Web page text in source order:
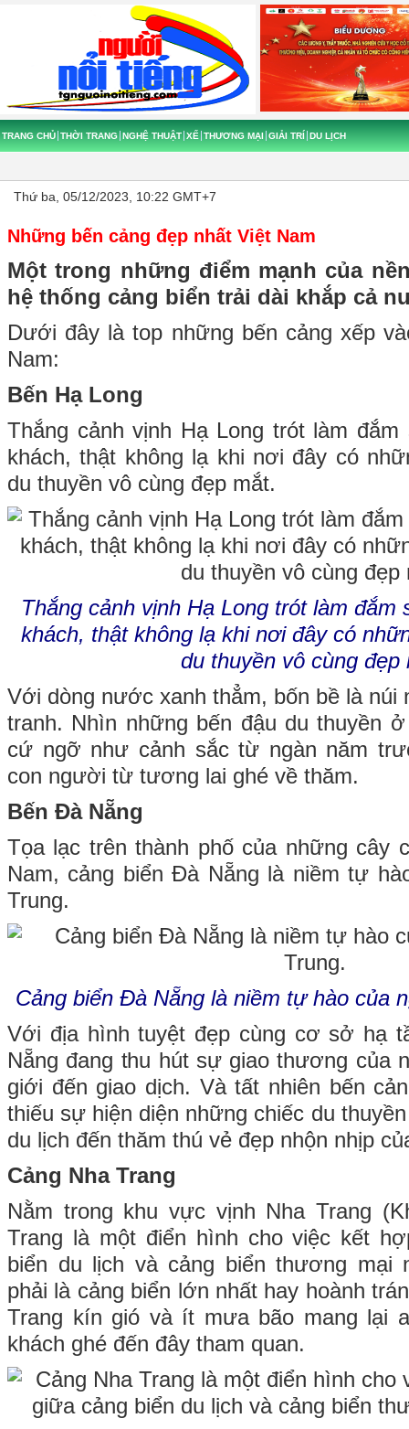
TRANG CHỦ THỜI TRANG NGHỆ THUẬT XẾ THƯƠNG MẠI GIẢI TRÍ DU LỊCH
Thứ ba, 05/12/2023, 10:22 GMT+7
Những bến cảng đẹp nhất Việt Nam
Một trong những điểm mạnh của
hệ thống cảng biển trải dài khắp cả
Dưới đây là top những bến cảng xếp
Nam:
Bến Hạ Long
Thắng cảnh vịnh Hạ Long trót làm
khách, thật không lạ khi nơi đây có
du thuyền vô cùng đẹp mắt.
Thắng cảnh vịnh Hạ Long trót làm đắm
khách, thật không lạ khi nơi đây có
du thuyền vô cùng đẹp
Với dòng nước xanh thẳm, bốn bề là núi
tranh. Nhìn những bến đậu du thuyền
cứ ngỡ như cảnh sắc từ ngàn năm
con người từ tương lai ghé về thăm.
Bến Đà Nẵng
Tọa lạc trên thành phố của những cây
Nam, cảng biển Đà Nẵng là niềm tự
Trung.
Cảng biển Đà Nẵng là niềm tự hào của
Với địa hình tuyệt đẹp cùng cơ sở hạ
Nẵng đang thu hút sự giao thương của
giới đến giao dịch. Và tất nhiên bến
thiếu sự hiện diện những chiếc du
du lịch đến thăm thú vẻ đẹp nhộn nhịp
Cảng Nha Trang
Nằm trong khu vực vịnh Nha Trang
Trang là một điển hình cho việc kết
biển du lịch và cảng biển thương mại
phải là cảng biển lớn nhất hay hoành
Trang kín gió và ít mưa bão mang lại
khách ghé đến đây tham quan.